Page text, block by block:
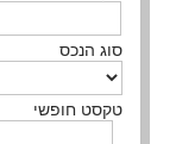
סוג הנכס
טקסט חופשי